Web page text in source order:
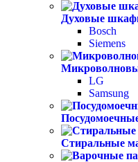
Духовые
Bosch
Siemens
LG
Samsung
Стиральные